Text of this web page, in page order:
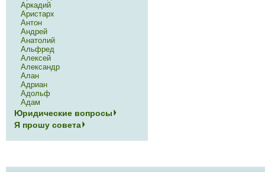
Аркадий
Аристарх
Антон
Андрей
Анатолий
Альфред
Алексей
Александр
Алан
Адриан
Адольф
Адам
Юридические вопросы
Я прошу совета